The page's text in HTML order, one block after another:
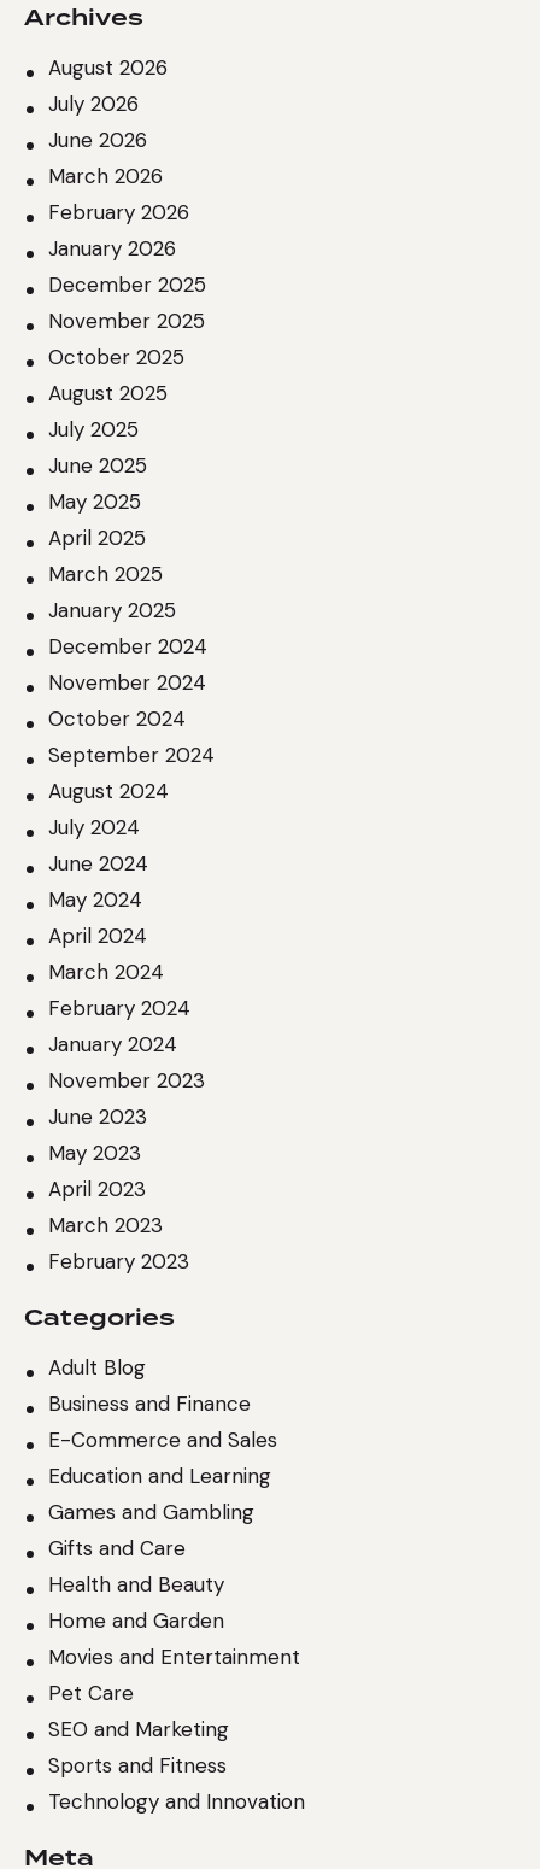
Archives
August 2026
July 2026
June 2026
March 2026
February 2026
January 2026
December 2025
November 2025
October 2025
August 2025
July 2025
June 2025
May 2025
April 2025
March 2025
January 2025
December 2024
November 2024
October 2024
September 2024
August 2024
July 2024
June 2024
May 2024
April 2024
March 2024
February 2024
January 2024
November 2023
June 2023
May 2023
April 2023
March 2023
February 2023
Categories
Adult Blog
Business and Finance
E-Commerce and Sales
Education and Learning
Games and Gambling
Gifts and Care
Health and Beauty
Home and Garden
Movies and Entertainment
Pet Care
SEO and Marketing
Sports and Fitness
Technology and Innovation
Meta